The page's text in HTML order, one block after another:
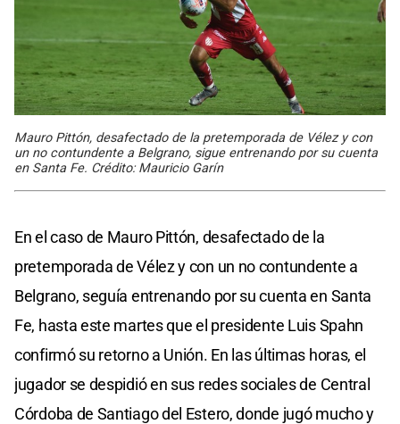
Mauro Pittón, desafectado de la pretemporada de Vélez y con
un no contundente a Belgrano, sigue entrenando por su cuenta
en Santa Fe. Crédito: Mauricio Garín
En el caso de Mauro Pittón, desafectado de la
pretemporada de Vélez y con un no contundente a
Belgrano, seguía entrenando por su cuenta en Santa
Fe, hasta este martes que el presidente Luis Spahn
confirmó su retorno a Unión. En las últimas horas, el
jugador se despidió en sus redes sociales de Central
Córdoba de Santiago del Estero, donde jugó mucho y